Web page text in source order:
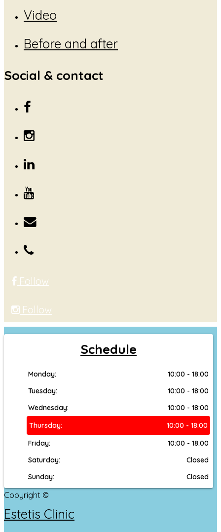
Video
Before and after
Social & contact
Follow
Follow
Schedule
Monday:
10:00 - 18:00
Tuesday:
10:00 - 18:00
Wednesday:
10:00 - 18:00
Thursday:
10:00 - 18:00
Friday:
10:00 - 18:00
Saturday:
Closed
Sunday:
Closed
Copyright ©
Estetis Clinic